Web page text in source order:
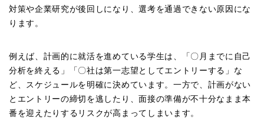
対策や企業研究が後回しになり、選考を通過できない原因にな
ります。
例えば、計画的に就活を進めている学生は、「〇月までに自己
分析を終える」「〇社は第一志望としてエントリーする」な
ど、スケジュールを明確に決めています。一方で、計画がない
とエントリーの締切を逃したり、面接の準備が不十分なまま本
番を迎えたりするリスクが高まってしまいます。